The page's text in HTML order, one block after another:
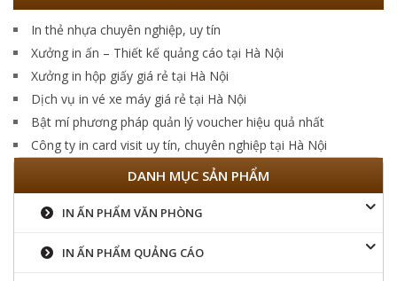
In thẻ nhựa chuyên nghiệp, uy tín
Xưởng in ấn – Thiết kế quảng cáo tại Hà Nội
Xưởng in hộp giấy giá rẻ tại Hà Nội
Dịch vụ in vé xe máy giá rẻ tại Hà Nội
Bật mí phương pháp quản lý voucher hiệu quả nhất
Công ty in card visit uy tín, chuyên nghiệp tại Hà Nội
DANH MỤC SẢN PHẨM
IN ẤN PHẨM VĂN PHÒNG
IN ẤN PHẨM QUẢNG CÁO